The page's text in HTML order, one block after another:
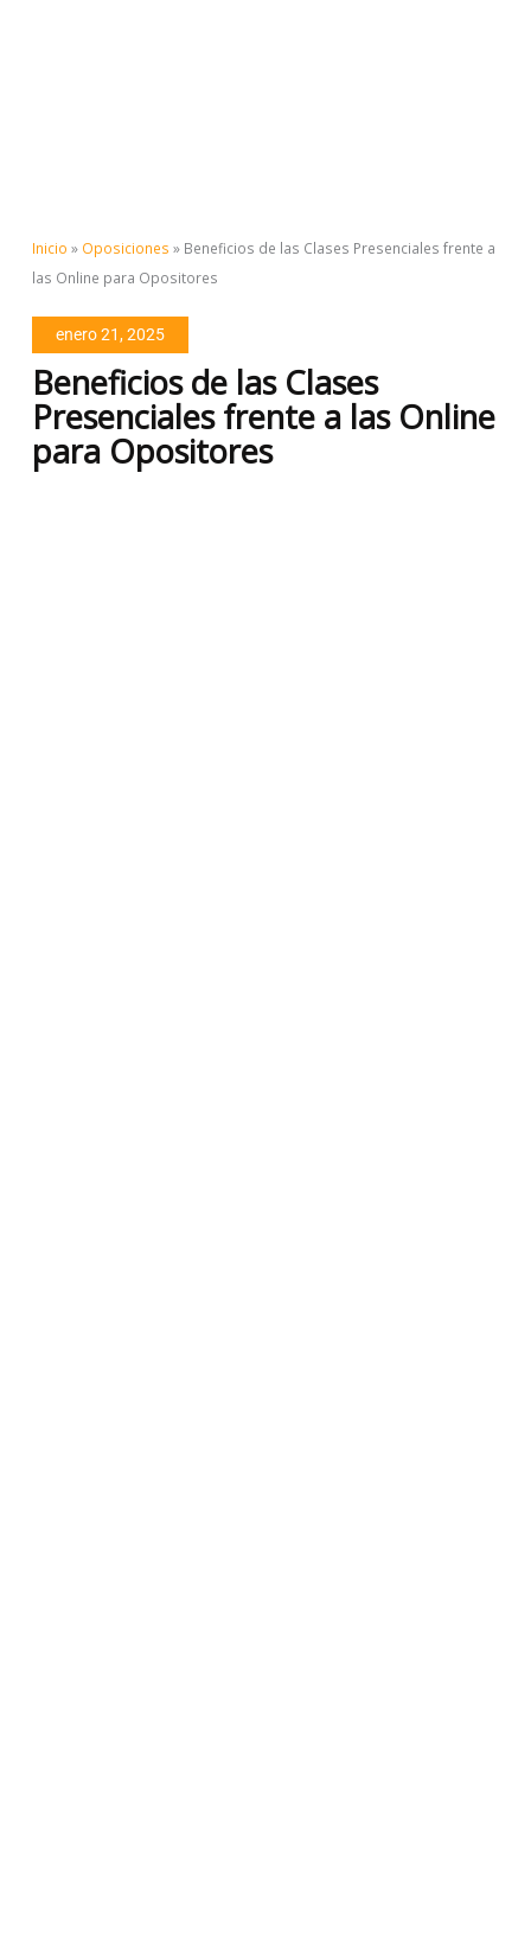
Inicio » Oposiciones » Beneficios de las Clases Presenciales frente a
las Online para Opositores
enero 21, 2025
Beneficios de las Clases
Presenciales frente a las Online
para Opositores